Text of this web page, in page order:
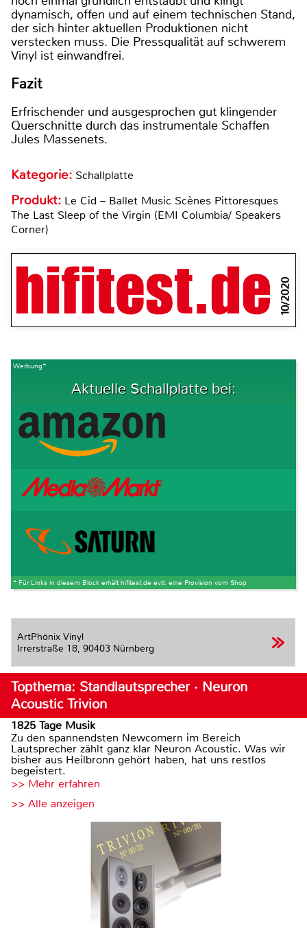
dynamisch, offen und auf einem technischen Stand,
der sich hinter aktuellen Produktionen nicht
verstecken muss. Die Pressqualität auf schwerem
Vinyl ist einwandfrei.
Fazit
Erfrischender und ausgesprochen gut klingender
Querschnitte durch das instrumentale Schaffen
Jules Massenets.
Kategorie: Schallplatte
Produkt: Le Cid – Ballet Music Scènes Pittoresques
The Last Sleep of the Virgin (EMI Columbia/ Speakers
Corner)
10/2020
Werbung*
Aktuelle Schallplatte bei:
* Für Links in diesem Block erhält hifitest.de evtl. eine Provision vom Shop
ArtPhönix Vinyl
Irrerstraße 18, 90403 Nürnberg
Topthema: Standlautsprecher · Neuron
Acoustic Trivion
1825 Tage Musik
Zu den spannendsten Newcomern im Bereich
Lautsprecher zählt ganz klar Neuron Acoustic. Was wir
bisher aus Heilbronn gehört haben, hat uns restlos
begeistert.
>> Mehr erfahren
>> Alle anzeigen